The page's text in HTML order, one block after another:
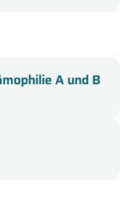
A und B